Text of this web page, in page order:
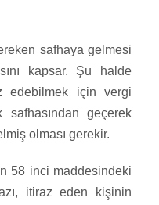
safhaya gelmesi
kapsar. Şu halde
edebilmek için vergi
safhasından geçerek
olması gerekir.
58 inci maddesindeki
itiraz eden kişinin